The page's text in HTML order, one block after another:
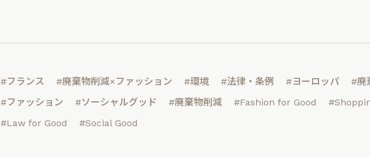
#フランス #廃棄物削減×ファッション #環境 #法律・条例 #ヨーロッパ
#廃
#ファッション
#ソーシャルグッド #廃棄物削減 #Fashion for Good
#Law for Good
#Social Good